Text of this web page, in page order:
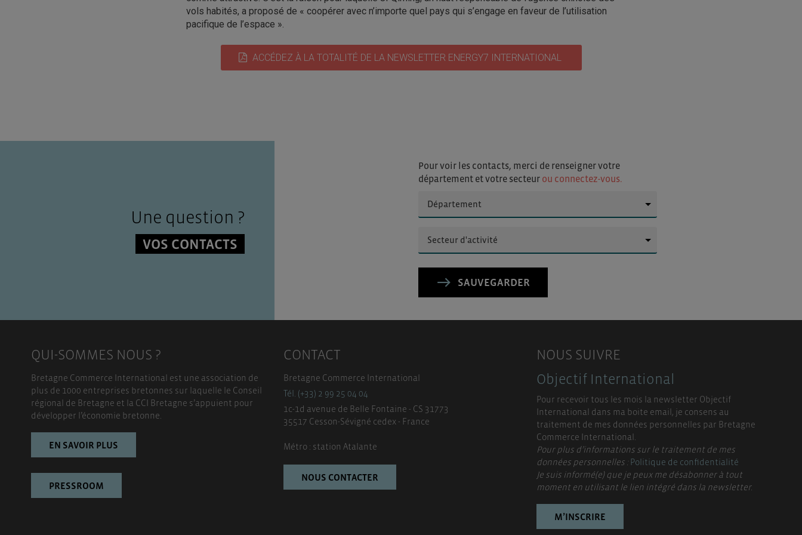
vols habités, a proposé de « coopérer avec n’importe quel pays qui s’engage en faveur de l’utilisation
pacifique de l’espace ».
ACCÉDEZ À LA TOTALITÉ DE LA NEWSLETTER ENERGY7 INTERNATIONAL
Une question ?
VOS CONTACTS
Pour voir les contacts, merci de renseigner votre
département et votre secteur ou connectez-vous.
SAUVEGARDER
QUI-SOMMES NOUS ?
Bretagne Commerce International est une association de
plus de 1000 entreprises bretonnes sur laquelle le Conseil
régional de Bretagne et la CCI Bretagne s’appuient pour
développer l’économie bretonne.
EN SAVOIR PLUS
PRESSROOM
CONTACT
Bretagne Commerce International
Tél. (+33) 2 99 25 04 04
1c-1d avenue de Belle Fontaine - CS 31773
35517 Cesson-Sévigné cedex - France
Métro : station Atalante
NOUS CONTACTER
NOUS SUIVRE
Objectif International
Pour recevoir tous les mois la newsletter Objectif
International dans ma boite email, je consens au
traitement de mes données personnelles par Bretagne
Commerce International.
Pour plus d’informations sur le traitement de mes
données personnelles :Politique de confidentialité
Je suis informé(e) que je peux me désabonner à tout
moment en utilisant le lien intégré dans la newsletter.
M’INSCRIRE